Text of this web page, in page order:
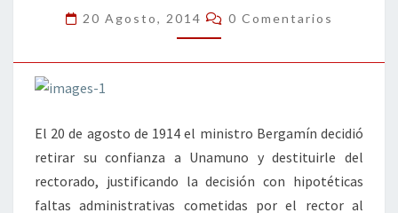
DESTITUCIÓN
20 Agosto, 2014 Comentarios
0 Comentarios
El 20 de agosto de 1914 el ministro Bergamín decidió
retirar su confianza a Unamuno y destituirle del
rectorado, justificando la decisión con hipotéticas
faltas administrativas cometidas por el rector al